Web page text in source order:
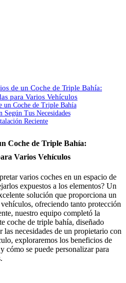
de un Coche de Triple Bahía:
para Varios Vehículos
un Coche de Triple Bahía
Según Tus Necesidades
Reciente
Coche de Triple Bahía:
Varios Vehículos
varios coches en un espacio de
expuestos a los elementos? Un
solución que proporciona un
ofreciendo tanto protección
nuestro equipo completó la
coche de triple bahía, diseñado
las necesidades de un propietario con
exploraremos los beneficios de
cómo se puede personalizar para